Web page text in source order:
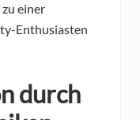
einer
Enthusiasten
durch